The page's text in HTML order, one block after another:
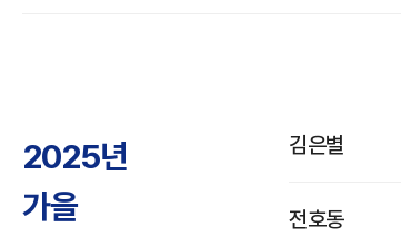
2025년
가을
김은별
전호동